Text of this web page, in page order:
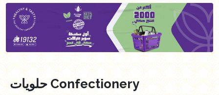
حلويات Confectionery